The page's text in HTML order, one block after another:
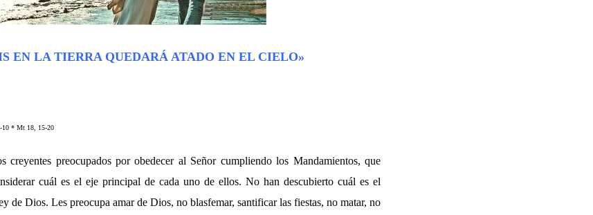
EN LA TIERRA QUEDARÁ ATADO EN EL CIELO»
10 * Mt 18, 15-20
creyentes preocupados por obedecer al Señor cumpliendo los Mandamientos, que
cuál es el eje principal de cada uno de ellos. No han descubierto cuál es el
de Dios. Les preocupa amar de Dios, no blasfemar, santificar las fiestas, no matar, no